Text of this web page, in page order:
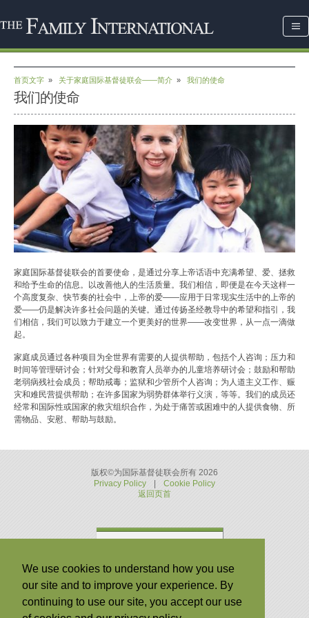
首页文字 » 关于家庭国际基督徒联会——简介 » 我们的使命
我们的使命
家庭国际基督徒联会的首要使命，是通过分享上帝话语中充满希望、爱、拯救
和给予生命的信息。以改善他人的生活质量。我们相信，即便是在今天这样一
个高度复杂、快节奏的社会中，上帝的爱——应用于日常现实生活中的上帝的
爱——仍是解决许多社会问题的关键。通过传扬圣经教导中的希望和指引，我
们相信，我们可以致力于建立一个更美好的世界——改变世界，从一点一滴做
起。
家庭成员通过各种项目为全世界有需要的人提供帮助，包括个人咨询；压力和
时间等管理研讨会；针对父母和教育人员举办的儿童培养研讨会；鼓励和帮助
老弱病残社会成员；帮助戒毒；监狱和少管所个人咨询；为人道主义工作、赈
灾和难民营提供帮助；在许多国家为弱势群体举行义演，等等。我们的成员还
经常和国际性或国家的救灾组织合作，为处于痛苦或困难中的人提供食物、所
需物品、安慰、帮助与鼓励。
版权©为国际基督徒联会所有 2026
Privacy Policy
|
Cookie Policy
返回页首
宗教与种族宽容
我们做什么
我们的使命
We use cookies to understand how you use
our site and to improve your experience. By
continuing to use our site, you accept our use